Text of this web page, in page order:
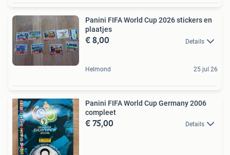
Panini FIFA World Cup 2026 stickers en
plaatjes
€ 8,00 Details
Helmond 25 jul 26
Panini FIFA World Cup Germany 2006
compleet
€ 75,00 Details